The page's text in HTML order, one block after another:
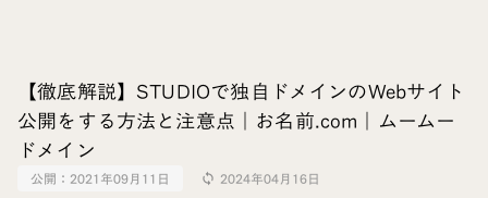
【徹底解説】STUDIOで独自ドメインのWebサイト
公開をする方法と注意点｜お名前.com｜ムームー
ドメイン
公開： 2021年09月11日 sync 2024年04月16日